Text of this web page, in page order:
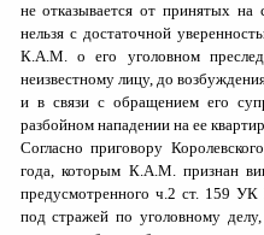
не отказывается от принятых на
нельзя с достаточной
К.A.M.о его уголовном
неизвестному лицу, до
и в связи с обращением его
разбойном нападении на ее
Согласно приговору
года, которым К.A.M. признан
предусмотренного ч.2 ст. 159
под стражей по уголовному